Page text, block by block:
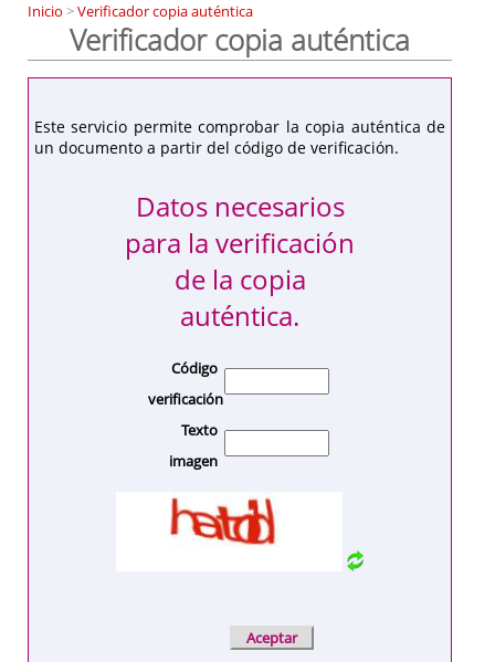
Inicio >Verificador copia auténtica
Verificador copia auténtica
Este servicio permite comprobar la copia auténtica de
un documento a partir del código de verificación.
Datos necesarios
para la verificación
de la copia
auténtica.
Código
verificación
Texto
imagen